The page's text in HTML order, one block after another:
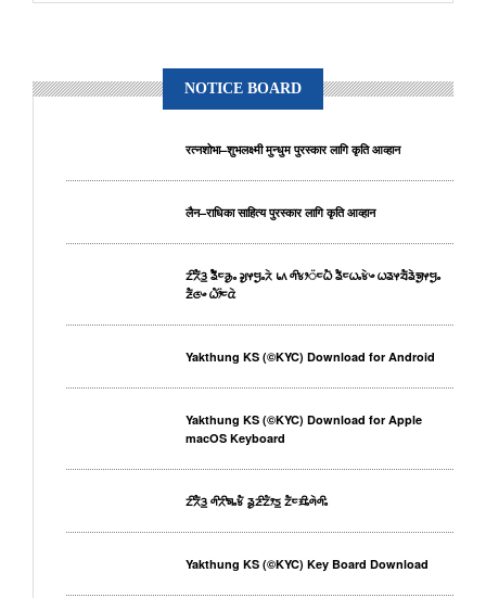
NOTICE BOARD
रत्नशोभा–शुभलक्ष्मी मुन्धुम पुरस्कार लागि कृति आव्हान
लैन–राधिका साहित्य पुरस्कार लागि कृति आव्हान
ᤁᤡᤖᤠᤋ᤻ ᤕᤠᤠᤰᤌᤢᤱ ᤆᤢᤶᤗᤢᤱᤖᤧ ᥇᥈ ᤛᤡᤃᤣ᤺ᤰᤐᤠ ᤕᤠᤰᤐᤱᤃᤧᤴ ᤐᤕᤶᤔᤠᤕᤧᤈᤢᤶᤗᤢᤱ
ᤏᤠᤜᤴ ᤐᤥ᤺ᤰᤂᤧ
Yakthung KS (©KYC) Download for Android
Yakthung KS (©KYC) Download for Apple
macOS Keyboard
ᤁᤡᤖᤠᤋ᤻ ᤛᤡᤖᤡᤈᤱᤃᤠ ᤕᤢᤏᤡᤁᤥᤍ᤻ ᤁᤠᤰᤀᤡᤱᤛᤧᤛᤡᤱ
Yakthung KS (©KYC) Key Board Download